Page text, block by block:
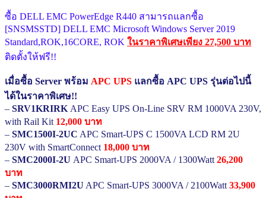
ซื้อ DELL EMC PowerEdge R440 สามารถแลกซื้อ
[SNSMSSTD] DELL EMC Microsoft Windows Server 2019
Standard,ROK,16CORE, ROK ในราคาพิเศษเพียง 27,500 บาท
ติดตั้งให้ฟรี!!
เมื่อซื้อ Server พร้อม APC UPS แลกซื้อ APC UPS รุ่นต่อไปนี้
ได้ในราคาพิเศษ!!
– SRV1KRIRK APC Easy UPS On-Line SRV RM 1000VA 230V,
with Rail Kit 12,000 บาท
– SMC1500I-2UC APC Smart-UPS C 1500VA LCD RM 2U
230V with SmartConnect 18,000 บาท
– SMC2000I-2U APC Smart-UPS 2000VA / 1300Watt 26,200
บาท
– SMC3000RMI2U APC Smart-UPS 3000VA / 2100Watt 33,900